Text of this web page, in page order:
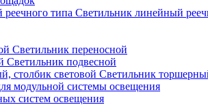
Светильник линейный
Светильник переносной
Светильник подвесной
Светильник
модульной системы освещения
систем освещения